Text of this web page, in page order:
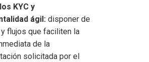
KYC y
ágil: disponer de
flujos que faciliten la
de la
solicitada por el